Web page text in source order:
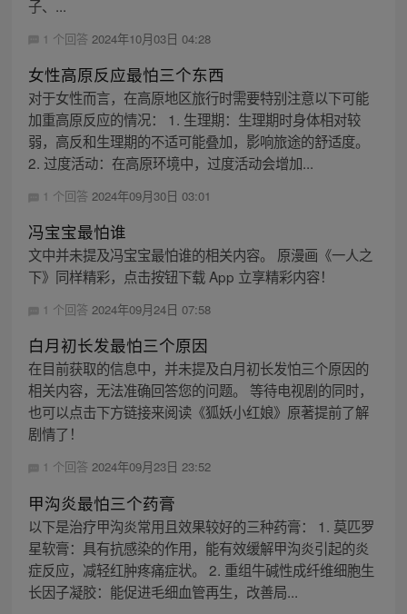
子、...
1 个回答 2024年10月03日 04:28
女性高原反应最怕三个东西
对于女性而言，在高原地区旅行时需要特别注意以下可能
加重高原反应的情况： 1. 生理期：生理期时身体相对较
弱，高反和生理期的不适可能叠加，影响旅途的舒适度。
2. 过度活动：在高原环境中，过度活动会增加...
1 个回答 2024年09月30日 03:01
冯宝宝最怕谁
文中并未提及冯宝宝最怕谁的相关内容。 原漫画《一人之
下》同样精彩，点击按钮下载 App 立享精彩内容！
1 个回答 2024年09月24日 07:58
白月初长发最怕三个原因
在目前获取的信息中，并未提及白月初长发怕三个原因的
相关内容，无法准确回答您的问题。 等待电视剧的同时，
也可以点击下方链接来阅读《狐妖小红娘》原著提前了解
剧情了！
1 个回答 2024年09月23日 23:52
甲沟炎最怕三个药膏
以下是治疗甲沟炎常用且效果较好的三种药膏： 1. 莫匹罗
星软膏：具有抗感染的作用，能有效缓解甲沟炎引起的炎
症反应，减轻红肿疼痛症状。 2. 重组牛碱性成纤维细胞生
长因子凝胶：能促进毛细血管再生，改善局...